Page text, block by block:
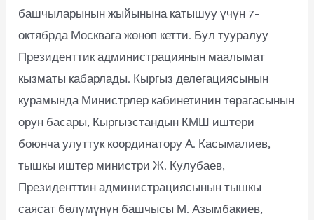
башчыларынын жыйынына катышуу үчүн 7-
октябрда Москвага жөнөп кетти. Бул тууралуу
Президенттик администрациянын маалымат
кызматы кабарлады. Кыргыз делегациясынын
курамында Министрлер кабинетинин төрагасынын
орун басары, Кыргызстандын КМШ иштери
боюнча улуттук координатору А. Касымалиев,
тышкы иштер министри Ж. Кулубаев,
Президенттин администрациясынын тышкы
саясат бөлүмүнүн башчысы М. Азымбакиев,